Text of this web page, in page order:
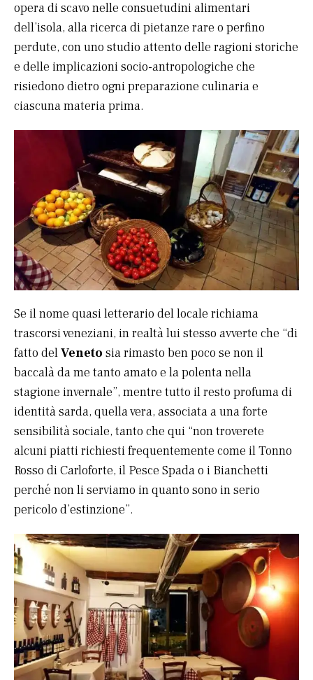
opera di scavo nelle consuetudini alimentari
dell’isola, alla ricerca di pietanze rare o perfino
perdute, con uno studio attento delle ragioni storiche
e delle implicazioni socio-antropologiche che
risiedono dietro ogni preparazione culinaria e
ciascuna materia prima.
Se il nome quasi letterario del locale richiama
trascorsi veneziani, in realtà lui stesso avverte che “di
fatto delVeneto sia rimasto ben poco se non il
baccalà da me tanto amato e la polenta nella
stagione invernale”, mentre tutto il resto profuma di
identità sarda, quella vera, associata a una forte
sensibilità sociale, tanto che qui “non troverete
alcuni piatti richiesti frequentemente come il Tonno
Rosso di Carloforte, il Pesce Spada o i Bianchetti
perché non li serviamo in quanto sono in serio
pericolo d’estinzione”.